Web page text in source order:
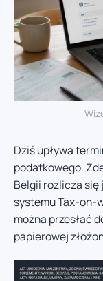
Dziś upływa
podatkowego.
Belgii rozlicza
systemu Tax-on-
można przesłać
papierowej